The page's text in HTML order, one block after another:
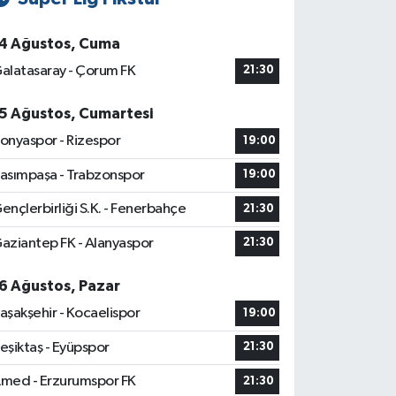
Ağustos, Cuma
- Çorum FK
21:30
Ağustos, Cumartesi
- Rizespor
19:00
- Trabzonspor 19:00
S.K. - Fenerbahçe 21:30
FK - Alanyaspor 21:30
Ağustos, Pazar
- Kocaelispor
19:00
- Eyüpspor 21:30
- Erzurumspor FK 21:30